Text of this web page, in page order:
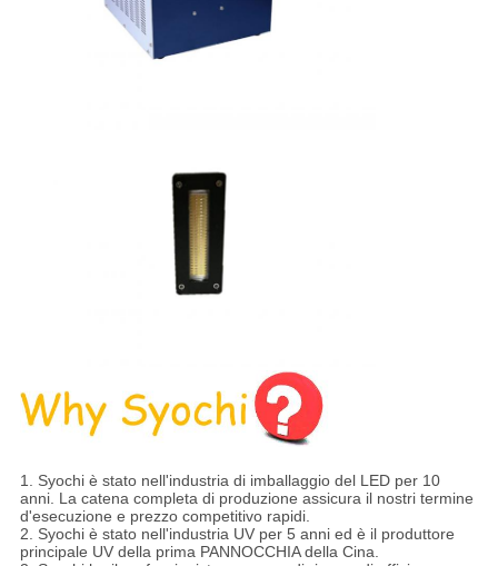
1. Syochi è stato nell'industria di imballaggio del LED per 10
anni. La catena completa di produzione assicura il nostri termine
d'esecuzione e prezzo competitivo rapidi.
2. Syochi è stato nell'industria UV per 5 anni ed è il produttore
principale UV della prima PANNOCCHIA della Cina.